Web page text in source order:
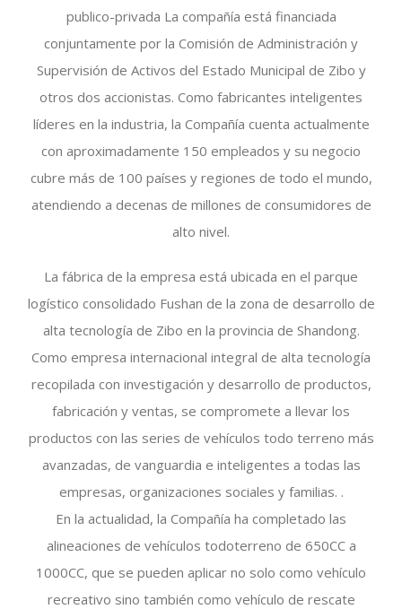
publico-privada La compañía está financiada
conjuntamente por la Comisión de Administración y
Supervisión de Activos del Estado Municipal de Zibo y
otros dos accionistas. Como fabricantes inteligentes
líderes en la industria, la Compañía cuenta actualmente
con aproximadamente 150 empleados y su negocio
cubre más de 100 países y regiones de todo el mundo,
atendiendo a decenas de millones de consumidores de
alto nivel.
La fábrica de la empresa está ubicada en el parque
logístico consolidado Fushan de la zona de desarrollo de
alta tecnología de Zibo en la provincia de Shandong.
Como empresa internacional integral de alta tecnología
recopilada con investigación y desarrollo de productos,
fabricación y ventas, se compromete a llevar los
productos con las series de vehículos todo terreno más
avanzadas, de vanguardia e inteligentes a todas las
empresas, organizaciones sociales y familias. .
En la actualidad, la Compañía ha completado las
alineaciones de vehículos todoterreno de 650CC a
1000CC, que se pueden aplicar no solo como vehículo
recreativo sino también como vehículo de rescate